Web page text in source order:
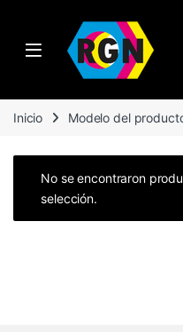
Open
Inicio Modelo del
No se encontraron
selección.